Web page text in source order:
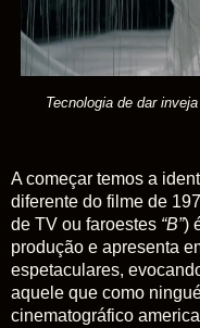
Tecnologia de dar
A começar temos a
diferente do filme de
de TV ou faroestes “B”)
produção e apresenta
espetaculares,
aquele que como
cinematográfico